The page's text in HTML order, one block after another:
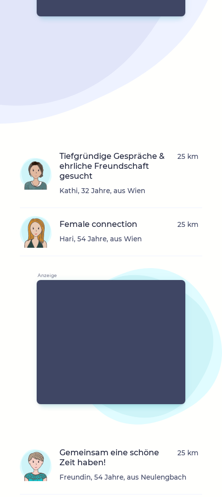
Tiefgründige Gespräche &
ehrliche Freundschaft
gesucht
Kathi, 32 Jahre, aus Wien
25 km
Female connection
Hari, 54 Jahre, aus Wien
25 km
Gemeinsam eine schöne
Zeit haben!
Freundin, 54 Jahre, aus Neulengbach
25 km